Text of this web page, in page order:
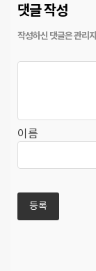
댓글 작성
이름